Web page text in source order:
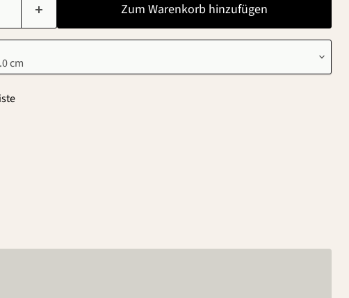
Zum Warenkorb hinzufügen